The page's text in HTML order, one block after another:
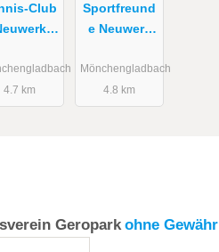
Club
(TCN)
4.7 km
Sportfreund
e Neuwerk
Mönchengladbach
4.8 km
Geropark ohne Gewähr